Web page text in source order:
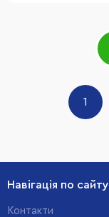
1
Навігація по сайту
Контакти